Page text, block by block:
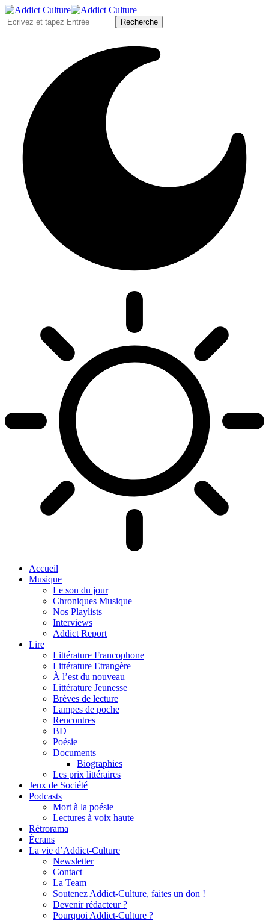
Accueil
Musique
Le son du jour
Chroniques Musique
Nos Playlists
Interviews
Addict Report
Lire
Littérature Francophone
Littérature Etrangère
À l’est du nouveau
Littérature Jeunesse
Brèves de lecture
Lampes de poche
Rencontres
BD
Poésie
Documents
Biographies
Les prix littéraires
Jeux de Société
Podcasts
Mort à la poésie
Lectures à voix haute
Rétrorama
Écrans
La vie d’Addict-Culture
Newsletter
Contact
La Team
Soutenez Addict-Culture, faites un don !
Devenir rédacteur ?
Pourquoi Addict-Culture ?